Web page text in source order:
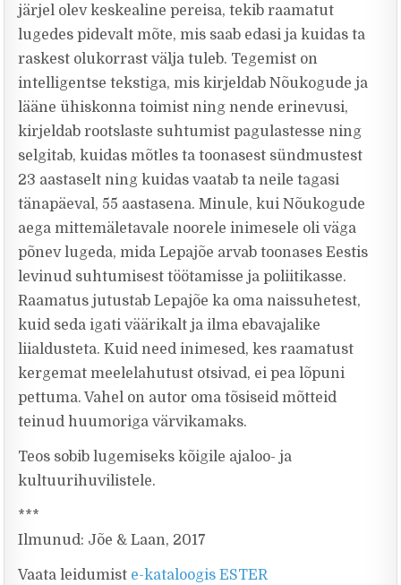
järjel olev keskealine pereisa, tekib raamatut
lugedes pidevalt mõte, mis saab edasi ja kuidas ta
raskest olukorrast välja tuleb. Tegemist on
intelligentse tekstiga, mis kirjeldab Nõukogude ja
lääne ühiskonna toimist ning nende erinevusi,
kirjeldab rootslaste suhtumist pagulastesse ning
selgitab, kuidas mõtles ta toonasest sündmustest
23 aastaselt ning kuidas vaatab ta neile tagasi
tänapäeval, 55 aastasena. Minule, kui Nõukogude
aega mittemäletavale noorele inimesele oli väga
põnev lugeda, mida Lepajõe arvab toonases Eestis
levinud suhtumisest töötamisse ja poliitikasse.
Raamatus jutustab Lepajõe ka oma naissuhetest,
kuid seda igati väärikalt ja ilma ebavajalike
liialdusteta. Kuid need inimesed, kes raamatust
kergemat meelelahutust otsivad, ei pea lõpuni
pettuma. Vahel on autor oma tõsiseid mõtteid
teinud huumoriga värvikamaks.
Teos sobib lugemiseks kõigile ajaloo- ja
kultuurihuvilistele.
***
Ilmunud: Jõe & Laan, 2017
Vaata leidumist e-kataloogis ESTER